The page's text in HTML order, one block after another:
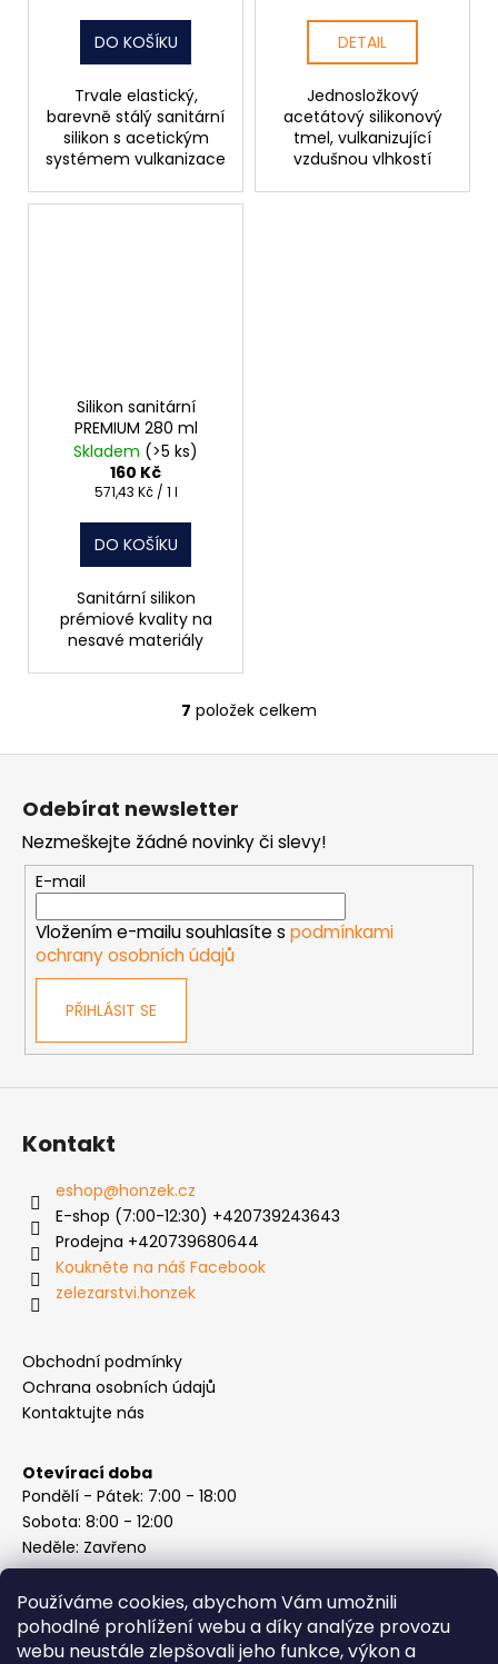
Používáme cookies, abychom Vám umožnili
pohodlné prohlížení webu a díky analýze provozu
webu neustále zlepšovali jeho funkce, výkon a
DO KOŠÍKU
Trvale elastický,
barevně stálý sanitární
silikon s acetickým
systémem vulkanizace
DETAIL
Jednosložkový
acetátový silikonový
tmel, vulkanizující
vzdušnou vlhkostí
Silikon sanitární
PREMIUM 280 ml
Skladem (>5 ks)
160 Kč
Měrná
571,43 Kč / 1 l
DO KOŠÍKU
Sanitární silikon
prémiové kvality na
nesavé materiály
O
v
a
c
í
p
r
ý
p
7 položek celkem
Odebírat newsletter
Nezmeškejte žádné novinky či slevy!
E-mail
Vložením e-mailu souhlasíte s podmínkami
ochrany osobních údajů
PŘIHLÁSIT SE
Kontakt
eshop@honzek.cz
E-shop (7:00-12:30) +420739243643
Prodejna +420739680644
Koukněte na náš Facebook
zelezarstvi.honzek
Obchodní podmínky
Ochrana osobních údajů
Kontaktujte nás
Otevírací doba
Pondělí - Pátek: 7:00 - 18:00
Sobota: 8:00 - 12:00
Neděle: Zavřeno